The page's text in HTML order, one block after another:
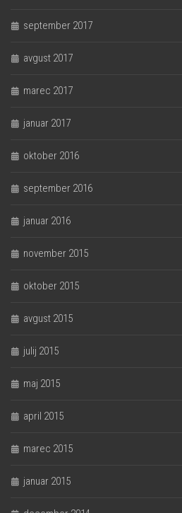
september 2017
avgust 2017
marec 2017
januar 2017
oktober 2016
september 2016
januar 2016
november 2015
oktober 2015
avgust 2015
julij 2015
maj 2015
april 2015
marec 2015
januar 2015